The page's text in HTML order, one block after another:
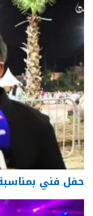
حفل فني